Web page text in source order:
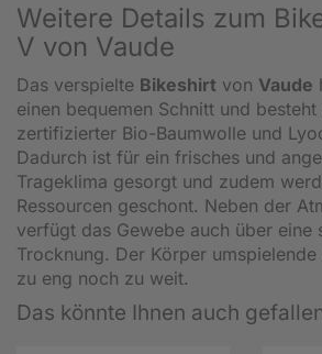
Weitere Details zum
V von Vaude
Das verspielte Bikeshirt von Vaude
einen bequemen Schnitt und
zertifizierter Bio-Baumwolle und
Dadurch ist für ein frisches und
Trageklima gesorgt und zudem
Ressourcen geschont. Neben der
verfügt das Gewebe auch über eine
Trocknung. Der Körper
zu eng noch zu weit.
Das könnte Ihnen auch